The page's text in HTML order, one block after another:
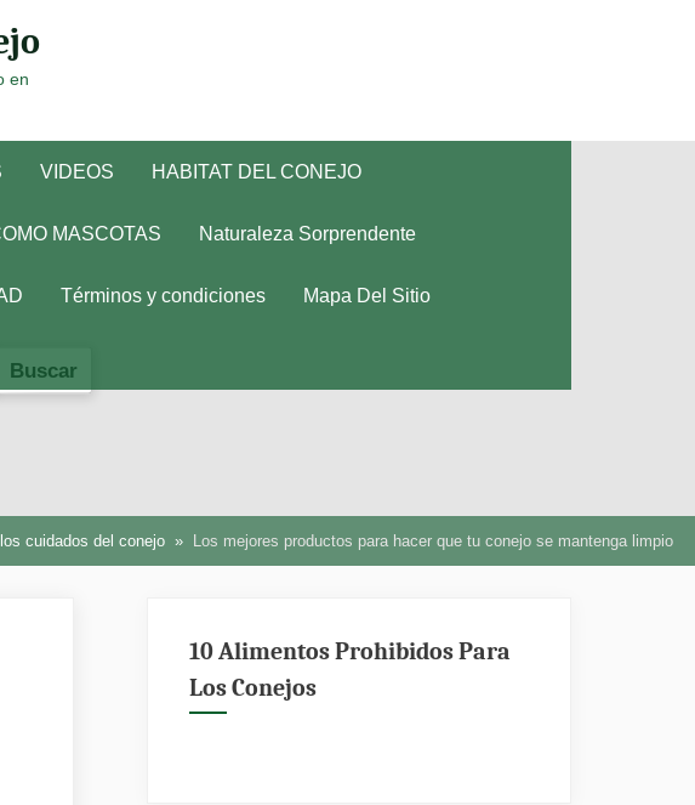
en
VIDEOS HABITAT DEL CONEJO
MASCOTAS Naturaleza Sorprendente
Términos y condiciones Mapa Del Sitio
cuidados del conejo Los mejores productos para hacer que tu conejo se mantenga limpio
10 Alimentos Prohibidos Para
Los Conejos